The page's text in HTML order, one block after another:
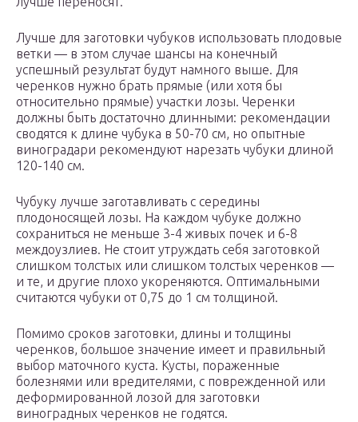
Лучше для заготовки чубуков использовать плодовые
ветки — в этом случае шансы на конечный
успешный результат будут намного выше. Для
черенков нужно брать прямые (или хотя бы
относительно прямые) участки лозы. Черенки
должны быть достаточно длинными: рекомендации
сводятся к длине чубука в 50-70 см, но опытные
виноградари рекомендуют нарезать чубуки длиной
120-140 см.
Чубуку лучше заготавливать с середины
плодоносящей лозы. На каждом чубуке должно
сохраниться не меньше 3-4 живых почек и 6-8
междоузлиев. Не стоит утруждать себя заготовкой
слишком толстых или слишком толстых черенков —
и те, и другие плохо укореняются. Оптимальными
считаются чубуки от 0,75 до 1 см толщиной.
Помимо сроков заготовки, длины и толщины
черенков, большое значение имеет и правильный
выбор маточного куста. Кусты, пораженные
болезнями или вредителями, с поврежденной или
деформированной лозой для заготовки
виноградных черенков не годятся.